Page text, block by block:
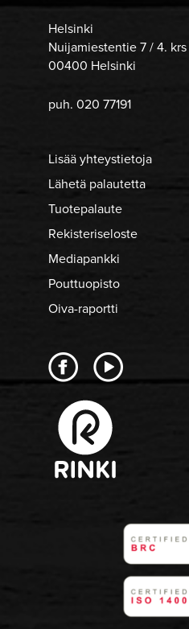
Helsinki
Nuijamiestentie 7 / 4. krs
00400 Helsinki
puh. 020 77191
Lisää yhteystietoja
Lähetä palautetta
Tuotepalaute
Rekisteriseloste
Mediapankki
Pouttuopisto
Oiva-raportti